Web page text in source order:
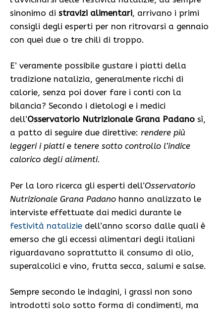
sinonimo di stravizi alimentari, arrivano i primi
consigli degli esperti per non ritrovarsi a gennaio
con quei due o tre chili di troppo.
E’ veramente possibile gustare i piatti della
tradizione natalizia, generalmente ricchi di
calorie, senza poi dover fare i conti con la
bilancia? Secondo i dietologi e i medici
dell’Osservatorio Nutrizionale Grana Padano sì,
a patto di seguire due direttive: rendere più
leggeri i piattie tenere sotto controllo l’indice
calorico degli alimenti.
Per la loro ricerca gli esperti dell’Osservatorio
Nutrizionale Grana Padano hanno analizzato le
interviste effettuate dai medici durante le
festività natalizie dell’anno scorso dalle quali è
emerso che gli eccessi alimentari degli italiani
riguardavano soprattutto il consumo di olio,
superalcolici e vino, frutta secca, salumi e salse.
Sempre secondo le indagini, i grassi non sono
introdotti solo sotto forma di condimenti, ma